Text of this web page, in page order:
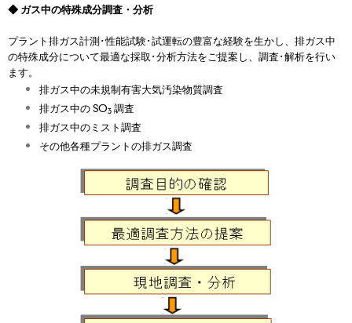
◆ ガス中の特殊成分調査・分析
プラント排ガス計測･性能試験･試運転の豊富な経験を生かし、排ガス中
の特殊成分について最適な採取･分析方法をご提案し、調査･解析を行い
ます。
排ガス中の未規制有害大気汚染物質調査
排ガス中の SO3 調査
排ガス中のミスト調査
その他各種プラントの排ガス調査